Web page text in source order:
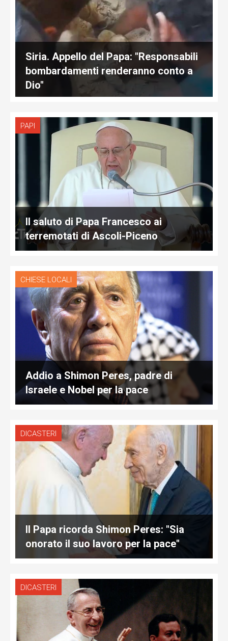
Siria. Appello del Papa: "Responsabili
bombardamenti renderanno conto a
Dio"
PAPI
Il saluto di Papa Francesco ai
terremotati di Ascoli-Piceno
CHIESE LOCALI
Addio a Shimon Peres, padre di
Israele e Nobel per la pace
DICASTERI
Il Papa ricorda Shimon Peres: "Sia
onorato il suo lavoro per la pace"
DICASTERI